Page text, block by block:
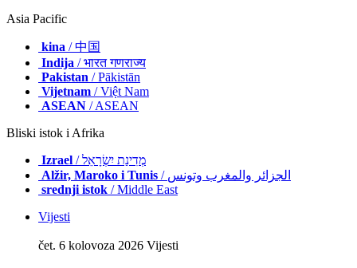
Asia Pacific
kina / 中国
Indija / भारत गणराज्य
Pakistan / Pākistān
Vijetnam / Việt Nam
ASEAN / ASEAN
Bliski istok i Afrika
Izrael
/ מְדִינַת יִשְׂרָאֵל
Alžir, Maroko i Tunis
/ الجزائر والمغرب وتونس
srednji istok / Middle East
Vijesti
čet. 6 kolovoza 2026 Vijesti